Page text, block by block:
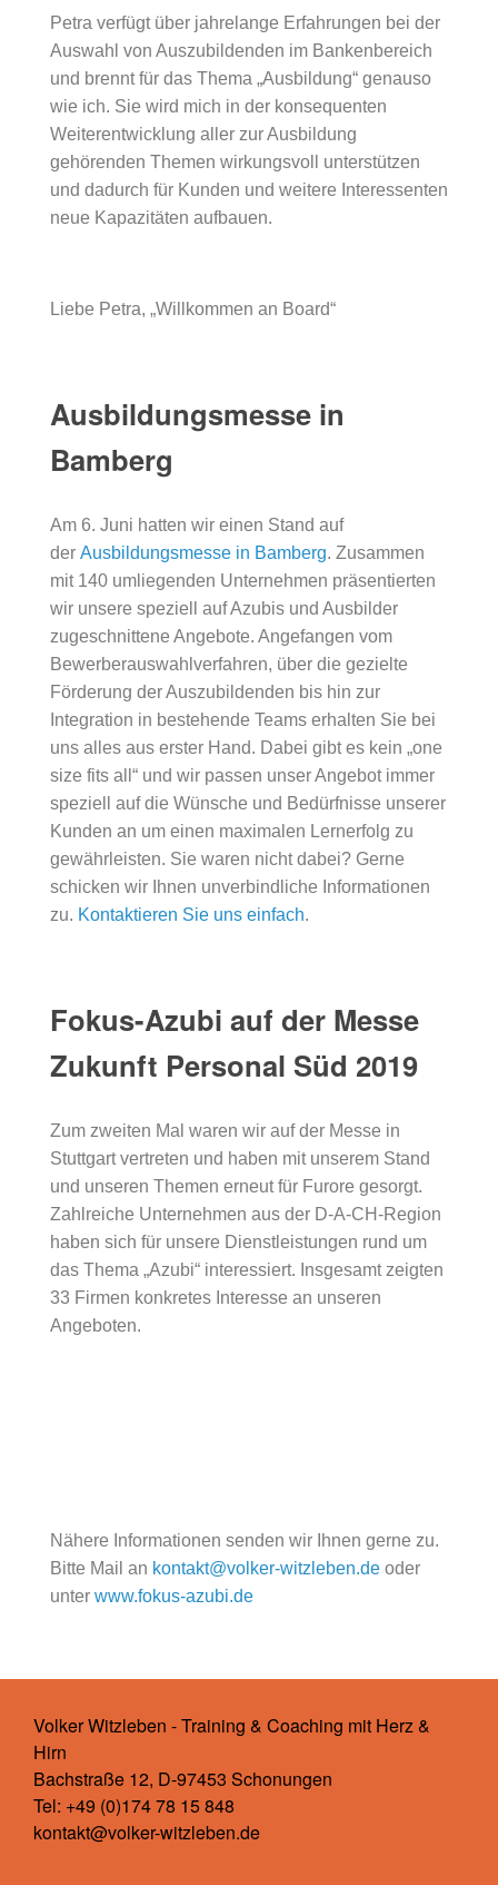
Petra verfügt über jahrelange Erfahrungen bei der
Auswahl von Auszubildenden im Bankenbereich
und brennt für das Thema „Ausbildung“ genauso
wie ich. Sie wird mich in der konsequenten
Weiterentwicklung aller zur Ausbildung
gehörenden Themen wirkungsvoll unterstützen
und dadurch für Kunden und weitere Interessenten
neue Kapazitäten aufbauen.
Liebe Petra, „Willkommen an Board“
Ausbildungsmesse in
Bamberg
Am 6. Juni hatten wir einen Stand auf
der Ausbildungsmesse in Bamberg. Zusammen
mit 140 umliegenden Unternehmen präsentierten
wir unsere speziell auf Azubis und Ausbilder
zugeschnittene Angebote. Angefangen vom
Bewerberauswahlverfahren, über die gezielte
Förderung der Auszubildenden bis hin zur
Integration in bestehende Teams erhalten Sie bei
uns alles aus erster Hand. Dabei gibt es kein „one
size fits all“ und wir passen unser Angebot immer
speziell auf die Wünsche und Bedürfnisse unserer
Kunden an um einen maximalen Lernerfolg zu
gewährleisten. Sie waren nicht dabei? Gerne
schicken wir Ihnen unverbindliche Informationen
zu. Kontaktieren Sie uns einfach.
Fokus-Azubi auf der Messe
Zukunft Personal Süd 2019
Zum zweiten Mal waren wir auf der Messe in
Stuttgart vertreten und haben mit unserem Stand
und unseren Themen erneut für Furore gesorgt.
Zahlreiche Unternehmen aus der D-A-CH-Region
haben sich für unsere Dienstleistungen rund um
das Thema „Azubi“ interessiert. Insgesamt zeigten
33 Firmen konkretes Interesse an unseren
Angeboten.
Nähere Informationen senden wir Ihnen gerne zu.
Bitte Mail an kontakt@volker-witzleben.de oder
unter www.fokus-azubi.de
Volker Witzleben - Training & Coaching mit Herz &
Hirn
Bachstraße 12, D-97453 Schonungen
Tel: +49 (0)174 78 15 848
kontakt@volker-witzleben.de